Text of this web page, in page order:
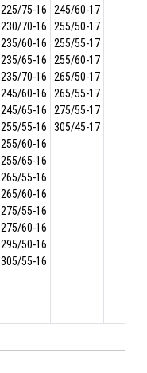
225/75-16
230/70-16
235/60-16
235/65-16
235/70-16
245/60-16
245/65-16
255/55-16
255/60-16
255/65-16
265/55-16
265/60-16
275/55-16
275/60-16
295/50-16
305/55-16
245/60-17
255/50-17
255/55-17
255/60-17
265/50-17
265/55-17
275/55-17
305/45-17